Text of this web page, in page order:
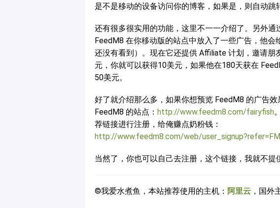
是不是移动的设备访问你的博客，如果是，则自动跳
还有很多很实用的功能，这里不一一介绍了。另外通
FeedM8 在你移动版的站点中放入了一些广告，他
还没有看到）。现在它还提供 Affiliate 计划，邀请朋
元，你就可以获得10美元，如果他在180天获在
50美元。
好了就介绍那么多，如果你想预览 FeedM8 的广告
FeedM8 的站点： http://www.feedm8.com/fairyfish
荐链接进行注册，给俺赚点奶粉钱：
http://www.feedm8.com/web/
当然了，你也可以自己去注册，这个链接，我就不提
©我爱水煮鱼，本站推荐使用的主机： 阿里云 ，国外